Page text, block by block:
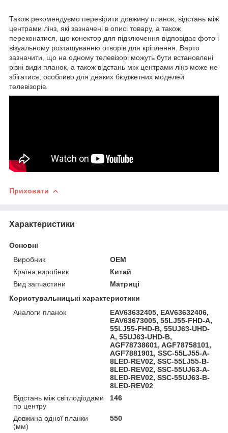
Також рекомендуємо перевірити довжину планок, відстань між
центрами лінз, які зазначені в описі товару, а також
переконатися, що конектор для підключення відповідає фото і
візуальному розташуванню отворів для кріплення. Варто
зазначити, що на одному телевізорі можуть бути встановлені
різні види планок, а також відстань між центрами лінз може не
збігатися, особливо для деяких бюджетних моделей
телевізорів.
Приховати
Характеристики
Основні
Виробник
OEM
Країна виробник
Китай
Вид запчастини
Матриці
Користувальницькі характеристики
Аналоги планок
EAV63632405, EAV63632406,
EAV63673005, 55LJ55-FHD-A,
55LJ55-FHD-B, 55UJ63-UHD-
A, 55UJ63-UHD-B,
AGF78738601, AGF78758101,
AGF7881901, SSC-55LJ55-A-
8LED-REV02, SSC-55LJ55-B-
8LED-REV02, SSC-55UJ63-A-
8LED-REV02, SSC-55UJ63-B-
8LED-REV02
Відстань між світлодіодами
по центру
146
Довжина одної планки
(мм)
550